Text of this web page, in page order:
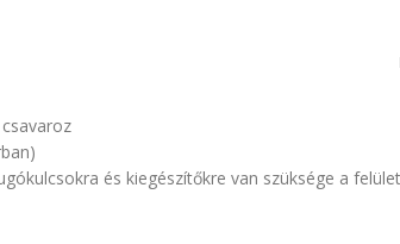
és kiegészítőkre van szüksége a